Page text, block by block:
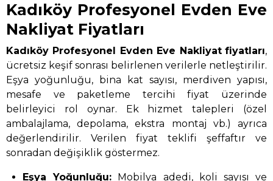
Kadıköy Profesyonel Evden Eve
Nakliyat Fiyatları
Kadıköy Profesyonel Evden Eve Nakliyat fiyatları,
ücretsiz keşif sonrası belirlenen verilerle netleştirilir.
Eşya yoğunluğu, bina kat sayısı, merdiven yapısı,
mesafe ve paketleme tercihi fiyat üzerinde
belirleyici rol oynar. Ek hizmet talepleri (özel
ambalajlama, depolama, ekstra montaj vb.) ayrıca
değerlendirilir. Verilen fiyat teklifi şeffaftır ve
sonradan değişiklik göstermez.
Eşya Yoğunluğu: Mobilya adedi, koli sayısı ve